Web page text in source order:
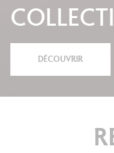
DÉCOUVRIR